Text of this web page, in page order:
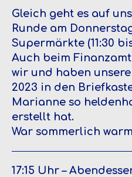
Gleich geht es auf
Runde am
Supermärkte (11:30
Auch beim
wir und haben
2023 in den
Marianne so
erstellt hat.
War sommerlich
17:15 Uhr –